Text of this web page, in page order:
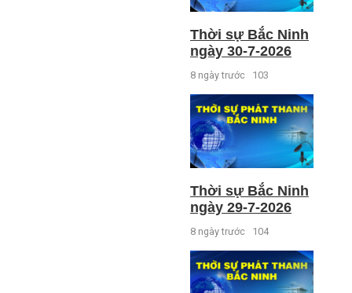
Thời sự Bắc Ninh
ngày 30-7-2026
8 ngày trước 103
Thời sự Bắc Ninh
ngày 29-7-2026
8 ngày trước 104